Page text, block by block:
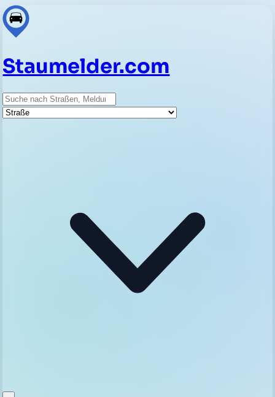
Staumelder.com
Suche
Straße